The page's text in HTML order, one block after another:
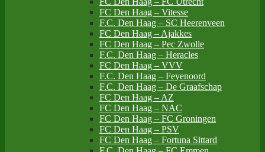
FC Den Haag – Vitesse
F.C. Den Haag – SC Heerenveen
FC Den Haag – Ajakkes
FC Den Haag – Pec Zwolle
F.C. Den Haag – Heracles
FC Den Haag – VVV
F.C. Den Haag – Feyenoord
F.C. Den Haag – De Graafschap
FC Den Haag – AZ
FC Den Haag – NAC
FC Den Haag – FC Groningen
FC Den Haag – PSV
FC Den Haag – Fortuna Sittard